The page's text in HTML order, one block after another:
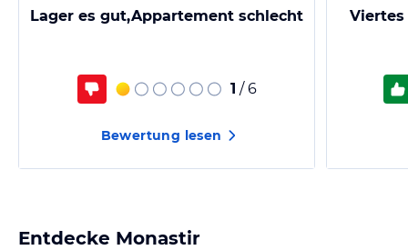
Lager es gut,Appartement schlecht
1 / 6
Bewertung lesen
Viertes
Entdecke Monastir